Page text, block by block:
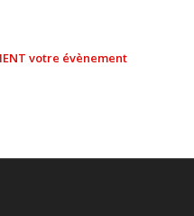
votre évènement